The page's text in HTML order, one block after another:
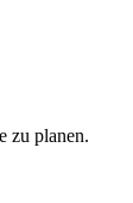
zu planen.